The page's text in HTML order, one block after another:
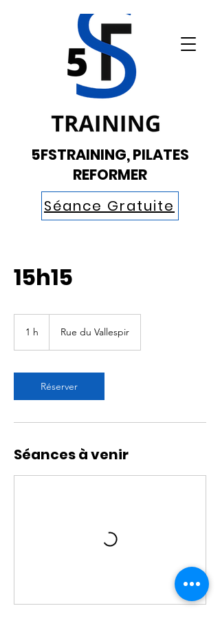
Séance Gratuite
5FSTRAINING, PILATES
REFORMER
15h15
1 h Rue du Vallespir
Réserver
Séances à venir